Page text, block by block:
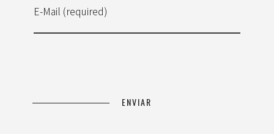
E-Mail (required)